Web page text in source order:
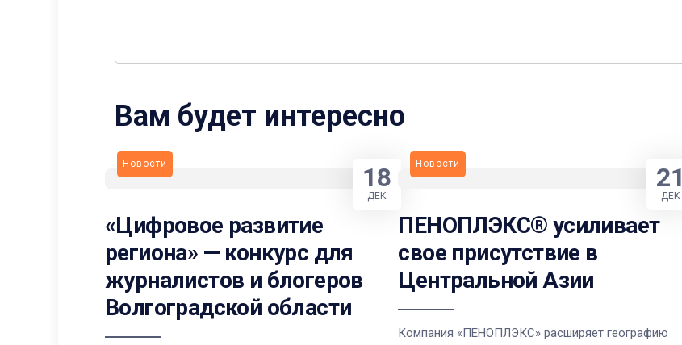
Вам будет интересно
Новости
«Цифровое развитие
региона» — конкурс для
журналистов и блогеров
Волгоградской области
18
ДЕК
Новости
ПЕНОПЛЭКС® усиливает
свое присутствие в
Центральной Азии
Компания «ПЕНОПЛЭКС» расширяет географию
21
ДЕК